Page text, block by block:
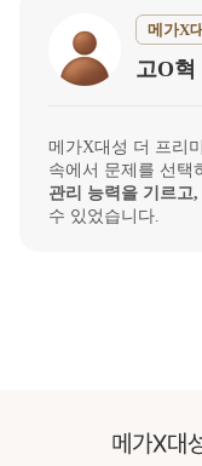
메가X
고O혁
메가X대성 더 프리
속에서 문제를 선택
관리 능력을 기르고
수 있었습니다.